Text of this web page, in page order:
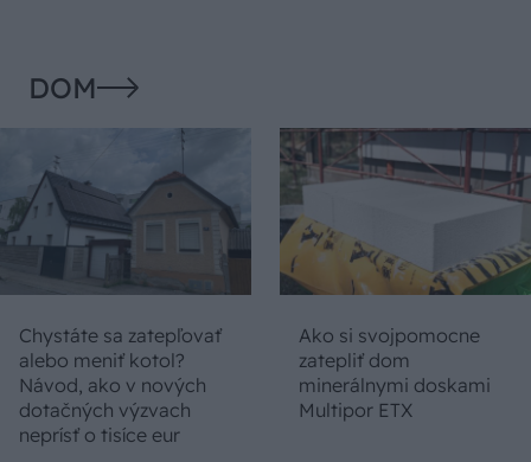
DOM
Chystáte sa zatepľovať
alebo meniť kotol?
Návod, ako v nových
dotačných výzvach
neprísť o tisíce eur
Ako si svojpomocne
zatepliť dom
minerálnymi doskami
Multipor ETX